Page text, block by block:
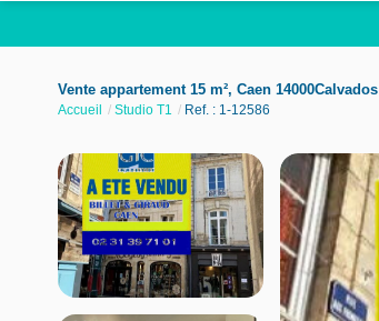
Vente appartement 15 m², Caen 14000Calvados
Accueil Studio T1 Ref. : 1-12586